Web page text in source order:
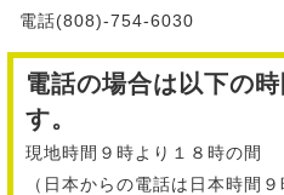
電話(808)-754-6030
電話の場合は以下の
す。
現地時間９時より１８時の間
（日本からの電話は日本時間